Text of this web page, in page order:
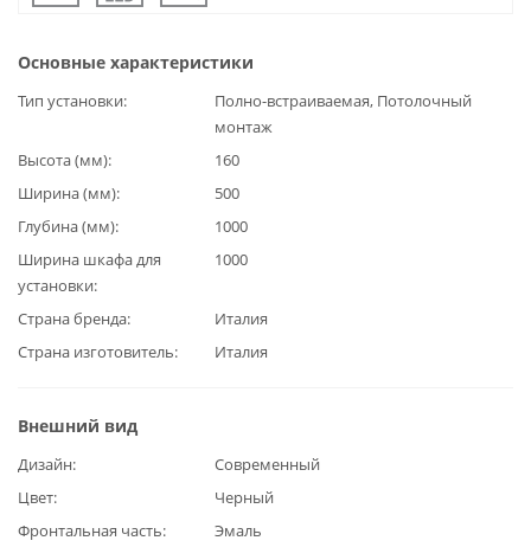
Основные характеристики
Тип установки
Полно-встраиваемая, Потолочный
монтаж
Высота (мм)
160
Ширина (мм)
500
Глубина (мм)
1000
Ширина шкафа для
установки
1000
Страна бренда
Италия
Страна изготовитель
Италия
Внешний вид
Дизайн
Современный
Цвет
Черный
Фронтальная часть
Эмаль